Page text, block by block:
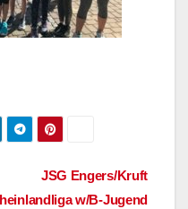
JSG Engers/Kruft
w/B-Jugend